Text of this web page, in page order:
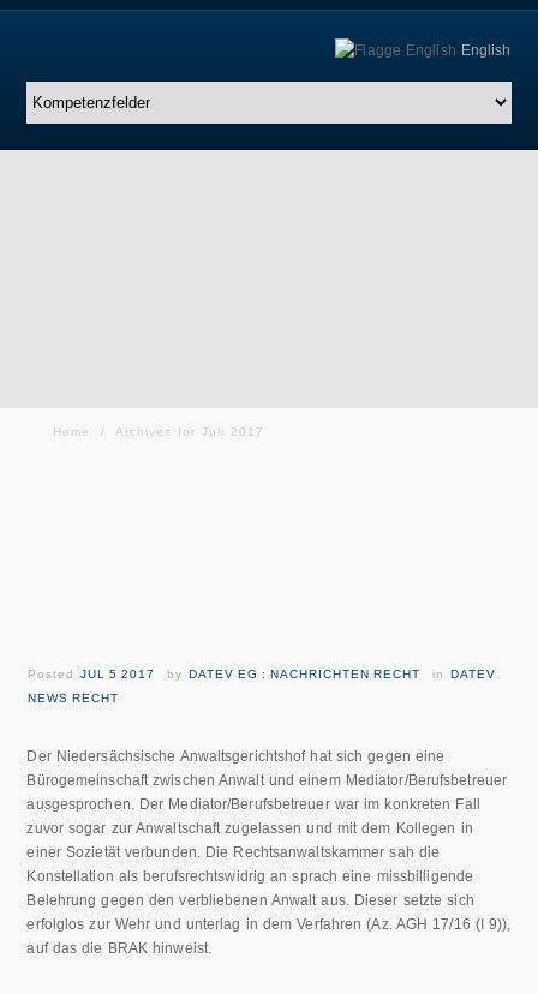
English
Home / Archives for Juli 2017
PostedJUL 5 2017 byDATEV EG : NACHRICHTEN RECHT inDATEV
NEWS RECHT
Der Niedersächsische Anwaltsgerichtshof hat sich gegen eine
Bürogemeinschaft zwischen Anwalt und einem Mediator/Berufsbetreuer
ausgesprochen. Der Mediator/Berufsbetreuer war im konkreten Fall
zuvor sogar zur Anwaltschaft zugelassen und mit dem Kollegen in
einer Sozietät verbunden. Die Rechtsanwaltskammer sah die
Konstellation als berufsrechtswidrig an sprach eine missbilligende
Belehrung gegen den verbliebenen Anwalt aus. Dieser setzte sich
erfolglos zur Wehr und unterlag in dem Verfahren (Az. AGH 17/16 (I 9)),
auf das die BRAK hinweist.